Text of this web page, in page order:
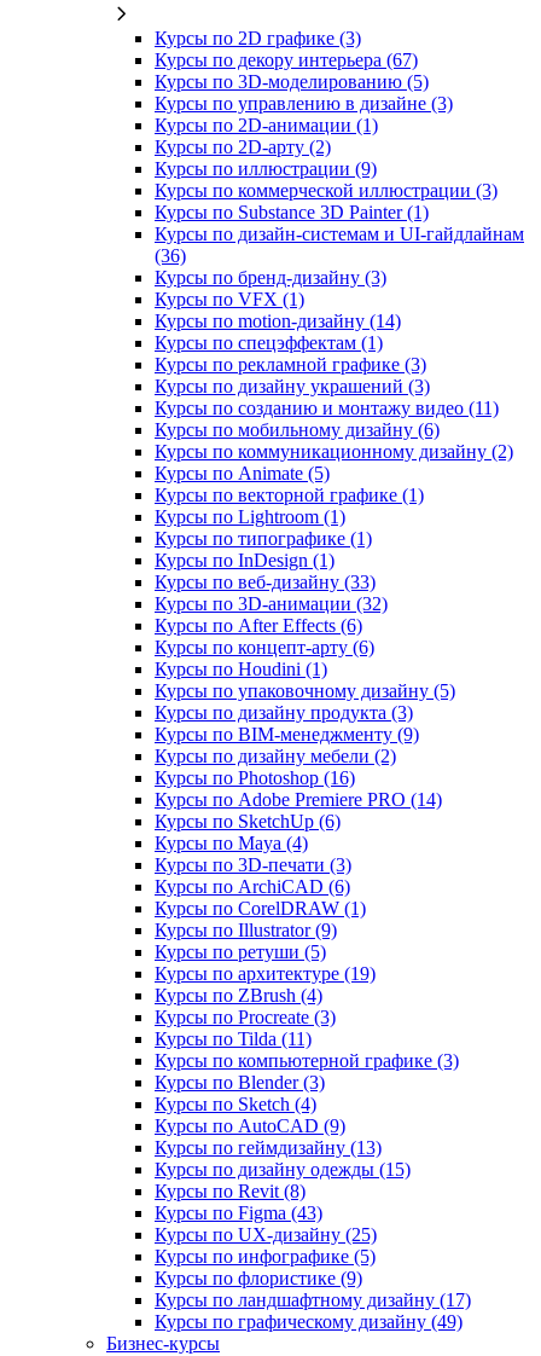
Курсы по 2D графике (3)
Курсы по декору интерьера (67)
Курсы по 3D‑моделированию (5)
Курсы по управлению в дизайне (3)
Курсы по 2D‑анимации (1)
Курсы по 2D‑арту (2)
Курсы по иллюстрации (9)
Курсы по коммерческой иллюстрации (3)
Курсы по Substance 3D Painter (1)
Курсы по дизайн-системам и UI-гайдлайнам
(36)
Курсы по бренд‑дизайну (3)
Курсы по VFX (1)
Курсы по motion-дизайну (14)
Курсы по спецэффектам (1)
Курсы по рекламной графике (3)
Курсы по дизайну украшений (3)
Курсы по созданию и монтажу видео (11)
Курсы по мобильному дизайну (6)
Курсы по коммуникационному дизайну (2)
Курсы по Animate (5)
Курсы по векторной графике (1)
Курсы по Lightroom (1)
Курсы по типографике (1)
Курсы по InDesign (1)
Курсы по веб‑дизайну (33)
Курсы по 3D‑анимации (32)
Курсы по After Effects (6)
Курсы по концепт‑арту (6)
Курсы по Houdini (1)
Курсы по упаковочному дизайну (5)
Курсы по дизайну продукта (3)
Курсы по BIM‑менеджменту (9)
Курсы по дизайну мебели (2)
Курсы по Photoshop (16)
Курсы по Adobe Premiere PRO (14)
Курсы по SketchUp (6)
Курсы по Maya (4)
Курсы по 3D-печати (3)
Курсы по ArchiCAD (6)
Курсы по CorelDRAW (1)
Курсы по Illustrator (9)
Курсы по ретуши (5)
Курсы по архитектуре (19)
Курсы по ZBrush (4)
Курсы по Procreate (3)
Курсы по Tilda (11)
Курсы по компьютерной графике (3)
Курсы по Blender (3)
Курсы по Sketch (4)
Курсы по AutoCAD (9)
Курсы по геймдизайну (13)
Курсы по дизайну одежды (15)
Курсы по Revit (8)
Курсы по Figma (43)
Курсы по UX‑дизайну (25)
Курсы по инфографике (5)
Курсы по флористике (9)
Курсы по ландшафтному дизайну (17)
Курсы по графическому дизайну (49)
Бизнес-курсы